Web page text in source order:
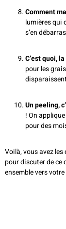
Comment
lumières qui
s’en
C’est quoi,
pour les
Un peeling,
! On
pour des
Voilà, vous avez
pour discuter de ce
ensemble vers